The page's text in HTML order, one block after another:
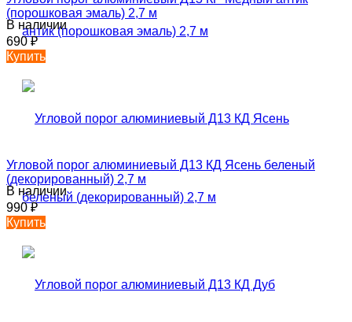
(порошковая эмаль) 2,7 м
В наличии
690₽
Купить
Угловой порог алюминиевый Д13 КД Ясень беленый
(декорированный) 2,7 м
В наличии
990₽
Купить